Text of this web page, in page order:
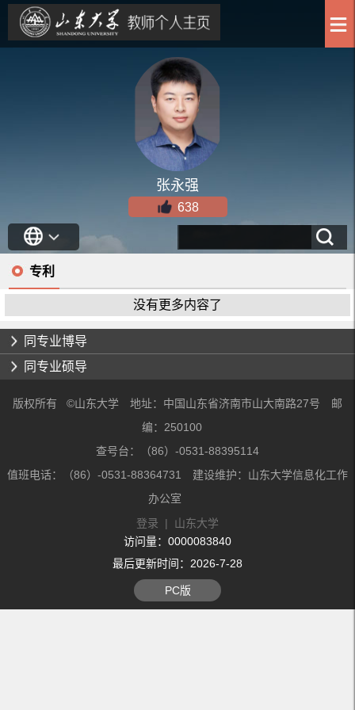
张永强
638
专利
没有更多内容了
同专业博导
同专业硕导
版权所有 ©山东大学 地址：中国山东省济南市山大南路27号 邮
编：250100
查号台：（86）-0531-88395114
值班电话：（86）-0531-88364731 建设维护：山东大学信息化工作
办公室
登录 | 山东大学
访问量： 0000083840
最后更新时间： 2026-7-28
PC版